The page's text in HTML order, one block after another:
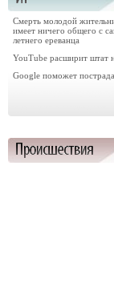
Смерть молодой
имеет ничего общего с
летнего ереванца
YouTube расширит штат
Google поможет